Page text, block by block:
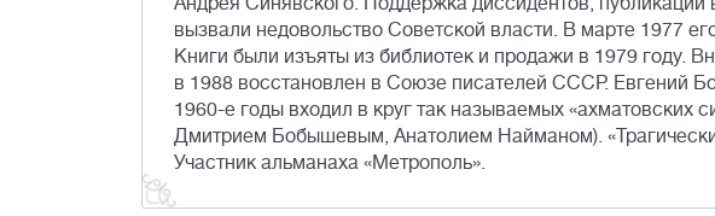
вызвали недовольство Советской власти. В марте 1977
Книги были изъяты из библиотек и продажи в 1979 году.
в 1988 восстановлен в Союзе писателей СССР. Евгений
1960-е годы входил в круг так называемых «ахматовских
Дмитрием Бобышевым, Анатолием Найманом).
Участник альманаха «Метрополь».